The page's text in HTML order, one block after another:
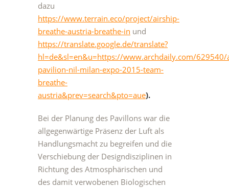
dazu
https://www.terrain.eco/project/airship-
breathe-austria-breathe-in und
https://translate.google.de/translate?
hl=de&sl=en&u=https://www.archdaily.com/629540/
pavilion-nil-milan-expo-2015-team-
breathe-
austria&prev=search&pto=aue).
Bei der Planung des Pavillons war die
allgegenwärtige Präsenz der Luft als
Handlungsmacht zu begreifen und die
Verschiebung der Designdisziplinen in
Richtung des Atmosphärischen und
des damit verwobenen Biologischen